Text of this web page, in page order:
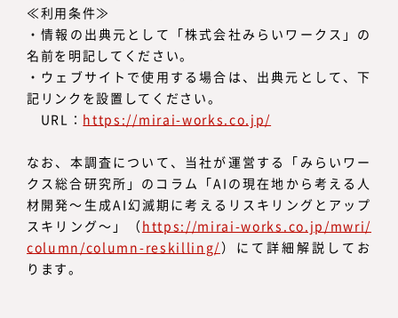
≪利用条件≫
・情報の出典元として「株式会社みらいワークス」の
名前を明記してください。
・ウェブサイトで使用する場合は、出典元として、下
記リンクを設置してください。
URL： https://mirai-works.co.jp/
なお、本調査について、当社が運営する「みらいワー
クス総合研究所」のコラム「AIの現在地から考える人
材開発～生成AI幻滅期に考えるリスキリングとアップ
スキリング～」（https://mirai-works.co.jp/mwri/
column/column-reskilling/）にて詳細解説してお
ります。